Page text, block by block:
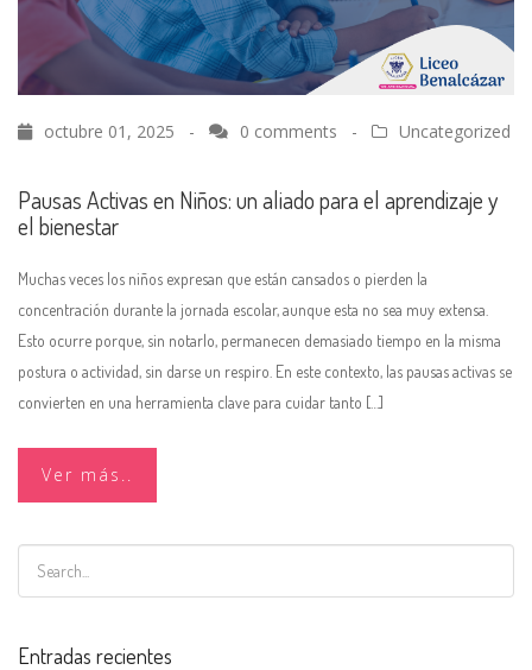
octubre 01, 2025 - 0 comments - Uncategorized
Pausas Activas en Niños: un aliado para el aprendizaje y
el bienestar
Muchas veces los niños expresan que están cansados o pierden la
concentración durante la jornada escolar, aunque esta no sea muy extensa.
Esto ocurre porque, sin notarlo, permanecen demasiado tiempo en la misma
postura o actividad, sin darse un respiro. En este contexto, las pausas activas se
convierten en una herramienta clave para cuidar tanto […]
Ver más..
Entradas recientes